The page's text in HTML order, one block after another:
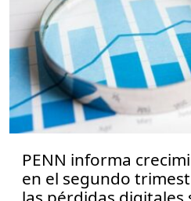
PENN informa
en el segundo